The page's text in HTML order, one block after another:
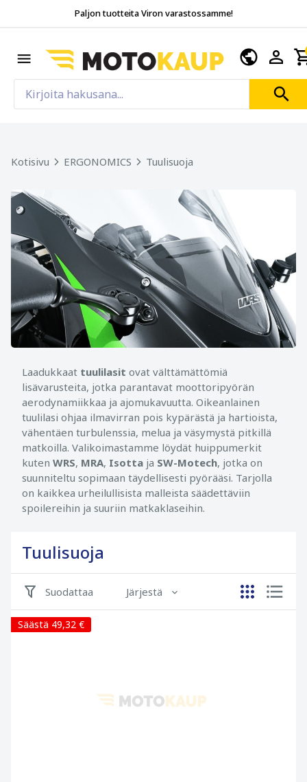
Paljon tuotteita Viron varastossamme!
Kotisivu ERGONOMICS Tuulisuoja
Laadukkaat tuulilasit ovat välttämättömiä
lisävarusteita, jotka parantavat moottoripyörän
aerodynamiikkaa ja ajomukavuutta. Oikeanlainen
tuulilasi ohjaa ilmavirran pois kypärästä ja hartioista,
vähentäen turbulenssia, melua ja väsymystä pitkillä
matkoilla. Valikoimastamme löydät huippumerkit
kuten WRS, MRA, Isotta ja SW-Motech, jotka on
suunniteltu sopimaan täydellisesti pyörääsi. Tarjolla
on kaikkea urheilullisista malleista säädettäviin
spoilereihin ja suuriin matkaklaseihin.
Tuulisuoja
Suodattaa Järjestä
Säästä 49,32 €